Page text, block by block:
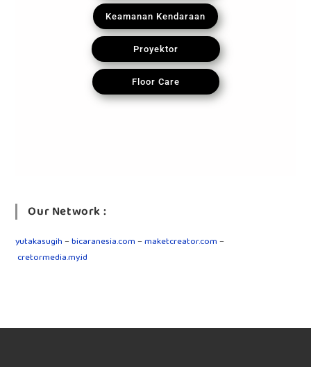
Keamanan Kendaraan
Proyektor
Floor Care
Our Network :
yutakasugih–bicaranesia.com–maketcreator.com–
cretormedia.my.id